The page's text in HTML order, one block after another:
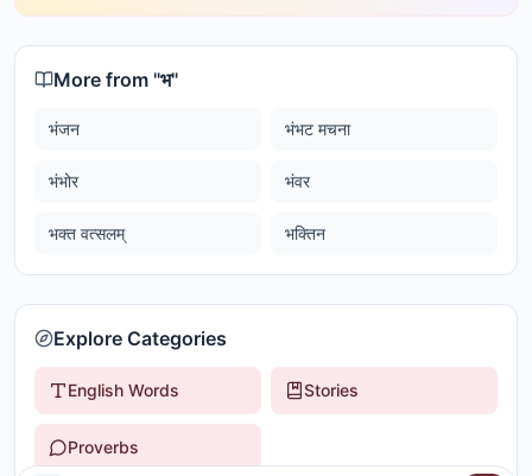
More from "भ"
भंजन भंभट मचना
भंभोर भंवर
भक्त वत्सलम् भक्तिन
Explore Categories
English Words Stories
Proverbs